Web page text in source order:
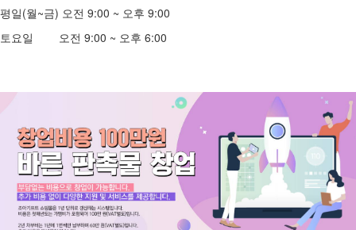
평일(월~금) 오전 9:00 ~ 오후 9:00
토요일 오전 9:00 ~ 오후 6:00